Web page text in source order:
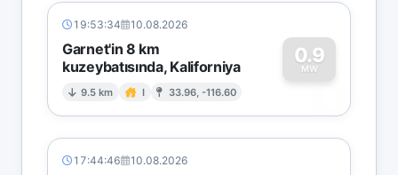
19:53:34 10.08.2026
Garnet'in 8 km
kuzeybatısında, Kaliforniya
9.5 km I 33.96, -116.60
0.9
MW
0
17:44:46 10.08.2026